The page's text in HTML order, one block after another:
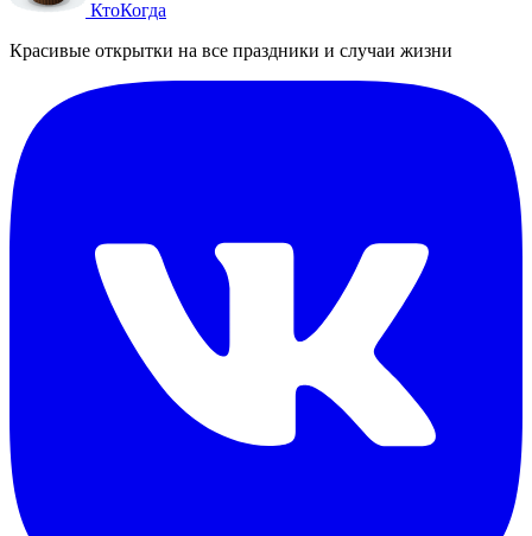
КтоКогда
Красивые открытки на все праздники и случаи жизни